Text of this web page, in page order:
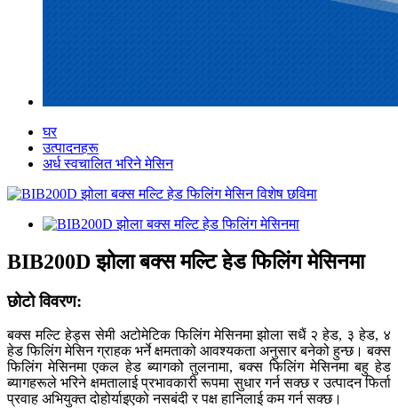
घर
उत्पादनहरू
अर्ध स्वचालित भरिने मेसिन
BIB200D झोला बक्स मल्टि हेड फिलिंग मेसिनमा
छोटो विवरण:
बक्स मल्टि हेड्स सेमी अटोमेटिक फिलिंग मेसिनमा झोला सधैं २ हेड, ३ हेड, ४
हेड फिलिंग मेसिन ग्राहक भर्ने क्षमताको आवश्यकता अनुसार बनेको हुन्छ। बक्स
फिलिंग मेसिनमा एकल हेड ब्यागको तुलनामा, बक्स फिलिंग मेसिनमा बहु हेड
ब्यागहरूले भरिने क्षमतालाई प्रभावकारी रूपमा सुधार गर्न सक्छ र उत्पादन फिर्ता
प्रवाह अभियुक्त दोहोर्याइएको नसबंदी र पक्ष हानिलाई कम गर्न सक्छ।